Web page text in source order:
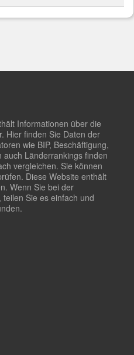
Informationen über die
Hier finden Sie Daten der
wie BIP, Beschäftigung,
auch Länderrankings finden
vergleichen. Sie können
Diese Website enthält
Wenn Sie bei der
Sie es einfach und